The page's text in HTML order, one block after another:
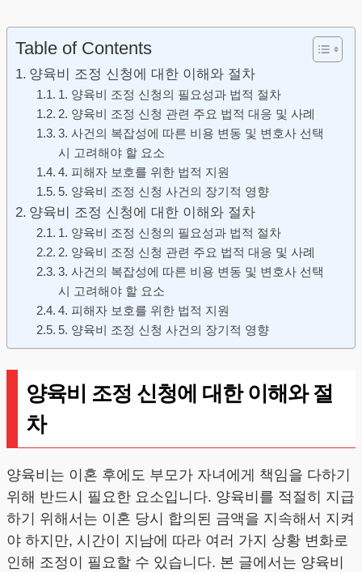
Table of Contents
양육비 조정 신청에 대한 이해와 절차
1. 양육비 조정 신청의 필요성과 법적 절차
2. 양육비 조정 신청 관련 주요 법적 대응 및 사례
3. 사건의 복잡성에 따른 비용 변동 및 변호사 선택
시 고려해야 할 요소
4. 피해자 보호를 위한 법적 지원
5. 양육비 조정 신청 사건의 장기적 영향
양육비 조정 신청에 대한 이해와 절차
1. 양육비 조정 신청의 필요성과 법적 절차
2. 양육비 조정 신청 관련 주요 법적 대응 및 사례
3. 사건의 복잡성에 따른 비용 변동 및 변호사 선택
시 고려해야 할 요소
4. 피해자 보호를 위한 법적 지원
5. 양육비 조정 신청 사건의 장기적 영향
양육비 조정 신청에 대한 이해와 절
차
양육비는 이혼 후에도 부모가 자녀에게 책임을 다하기
위해 반드시 필요한 요소입니다. 양육비를 적절히 지급
하기 위해서는 이혼 당시 합의된 금액을 지속해서 지켜
야 하지만, 시간이 지남에 따라 여러 가지 상황 변화로
인해 조정이 필요할 수 있습니다. 본 글에서는 양육비